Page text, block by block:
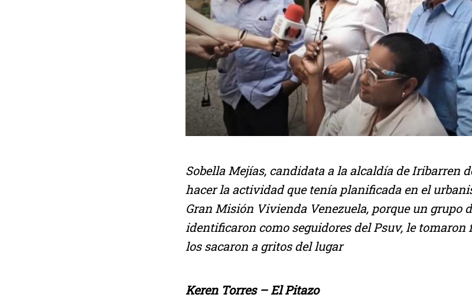
Sobella Mejías, candidata a la alcaldía de Iribarren
hacer la actividad que tenía planificada en el
Gran Misión Vivienda Venezuela, porque un grupo
identificaron como seguidores del Psuv, le tomaron
los sacaron a gritos del lugar
Keren Torres – El Pitazo